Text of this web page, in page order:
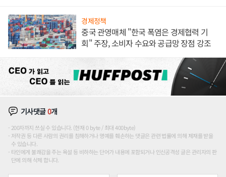
경제정책
중국 관영매체 "한국 폭염은 경제협력 기
회" 주장, 소비자 수요와 공급망 장점 강조
기사댓글0개
200자까지 쓰실 수 있습니다. (현재 0 byte / 최대 400byte)
저작권 등 다른 사람의 권리를 침해하거나 명예를 훼손하는 댓글은 관련 법률에 의해 제재를 받을
수 있습니다.
타인에게 불쾌감을 주는 욕설 등 비하하는 단어가 내용에 포함되거나 인신공격성 글은 관리자의 판
단에 의해 삭제 합니다.